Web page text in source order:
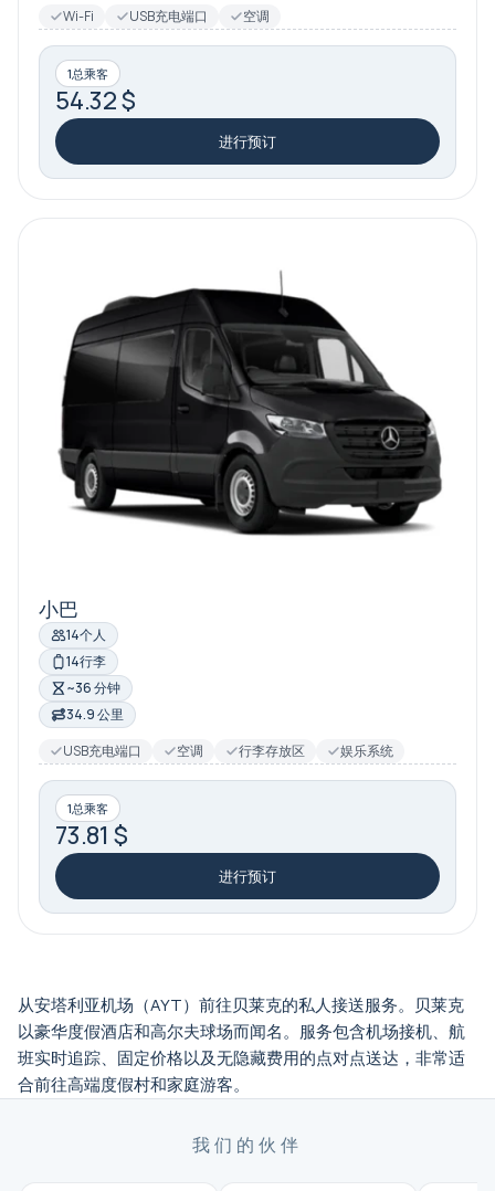
Wi-Fi
USB充电端口 空调
1总乘客
54.32 $
进行预订
小巴
14个人
14行李
~36 分钟
34.9 公里
USB充电端口
空调 行李存放区 娱乐系统
1总乘客
73.81 $
进行预订
从安塔利亚机场（AYT）前往贝莱克的私人接送服务。贝莱克
以豪华度假酒店和高尔夫球场而闻名。服务包含机场接机、航
班实时追踪、固定价格以及无隐藏费用的点对点送达，非常适
合前往高端度假村和家庭游客。
我们的伙伴